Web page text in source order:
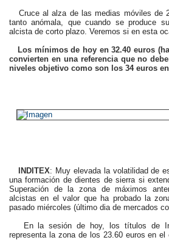
Cruce al alza de las medias móviles de
tanto anómala, que cuando se produce
alcista de corto plazo. Veremos si en esta
Los mínimos de hoy en 32.40 euros
convierten en una referencia que no
niveles objetivo como son los 34 euros
INDITEX: Muy elevada la volatilidad de
una formación de dientes de sierra si
Superación de la zona de máximos
alcistas en el valor que ha probado la
pasado miércoles (último dia de mercados
En la sesión de hoy, los títulos de
representa la zona de los 23.60 euros en